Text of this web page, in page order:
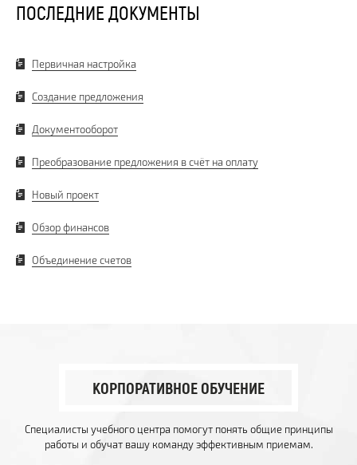
ПОСЛЕДНИЕ ДОКУМЕНТЫ
Первичная настройка
Создание предложения
Документооборот
Преобразование предложения в счёт на оплату
Новый проект
Обзор финансов
Объединение счетов
КОРПОРАТИВНОЕ ОБУЧЕНИЕ
Специалисты учебного центра помогут понять общие принципы
работы и обучат вашу команду эффективным приемам.